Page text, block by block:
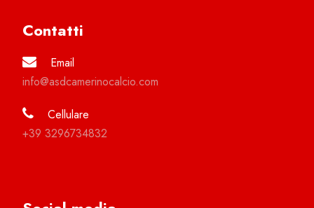
Contatti
Email
info@asdcamerinocalcio.com
Cellulare
+39 3296734832